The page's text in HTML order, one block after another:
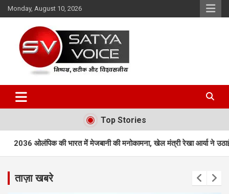
Skip
to
Monday, August 10, 2026
Satya Voice
Top Stories
में मेजबानी की मनोकामना, खेल मंत्री रेखा आर्या ने उठाई ‘संकल्प कांवड़ यात्रा’
ताज़ा खबरे